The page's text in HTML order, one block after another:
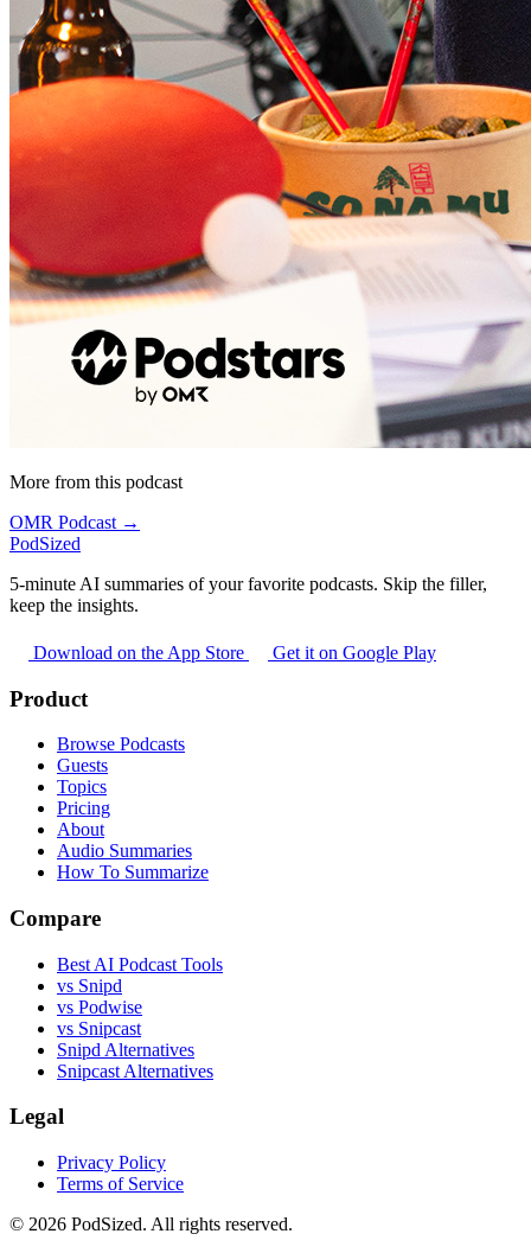
More from this podcast
OMR Podcast →
PodSized
5-minute AI summaries of your favorite podcasts. Skip the filler,
keep the insights.
Download on the App Store Get it on Google Play
Product
Browse Podcasts
Guests
Topics
Pricing
About
Audio Summaries
How To Summarize
Compare
Best AI Podcast Tools
vs Snipd
vs Podwise
vs Snipcast
Snipd Alternatives
Snipcast Alternatives
Legal
Privacy Policy
Terms of Service
© 2026 PodSized. All rights reserved.